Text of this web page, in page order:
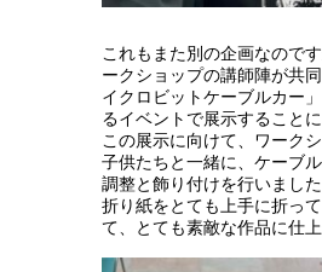
これもまた別の企画なので
ークショップの講師陣が共
イクロビットケーブルカー
るイベントで展示することに
この展示に向けて、ワーク
子供たちと一緒に、ケーブ
調整と飾り付けを行いました
折り紙をとても上手に折っ
て、とても素敵な作品に仕上